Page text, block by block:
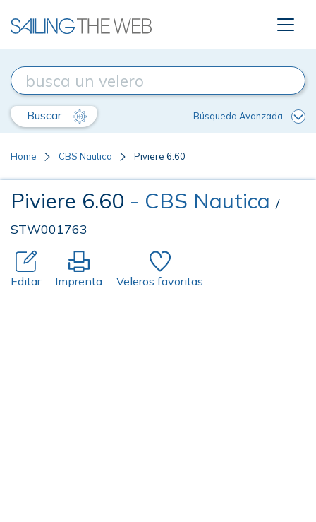
Buscar Búsqueda Avanzada
Home CBS Nautica Piviere 6.60
Piviere 6.60 - CBS Nautica /
STW001763
Editar Imprenta Veleros favoritas